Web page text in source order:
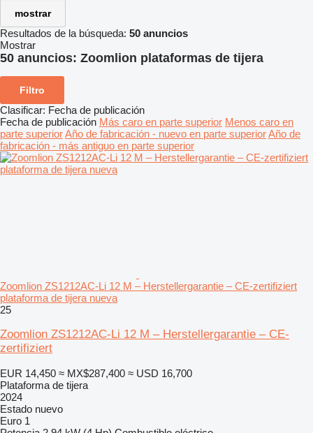
mostrar
Resultados de la búsqueda: 50 anuncios
Mostrar
50 anuncios: Zoomlion plataformas de tijera
Filtro
Clasificar: Fecha de publicación
Fecha de publicación Más caro en parte superior Menos caro en
parte superiorAño de fabricación - nuevo en parte superiorAño de
fabricación - más antiguo en parte superior
Zoomlion ZS1212AC-Li 12 M – Herstellergarantie – CE-zertifiziert
plataforma de tijera nueva
25
Zoomlion ZS1212AC-Li 12 M – Herstellergarantie – CE-
zertifiziert
EUR 14,450 ≈ MX$287,400 ≈ USD 16,700
Plataforma de tijera
2024
Estado nuevo
Euro 1